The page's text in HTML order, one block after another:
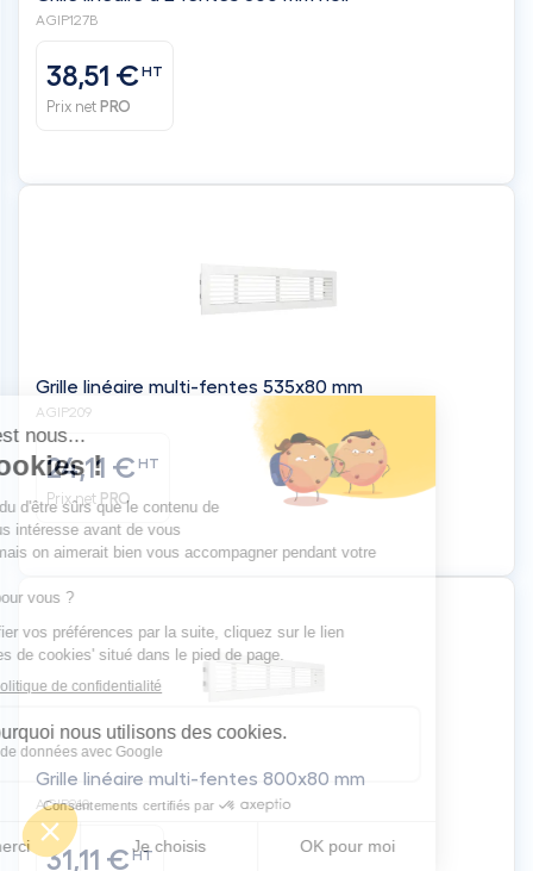
AGIP127B
38,51 €HT
Prix net PRO
Grille linéaire multi-fentes 535x80 mm
AGIP209
24,11 € HT
Prix net PRO
Grille linéaire multi-fentes 800x80 mm
AGIP210
31,11 € HT